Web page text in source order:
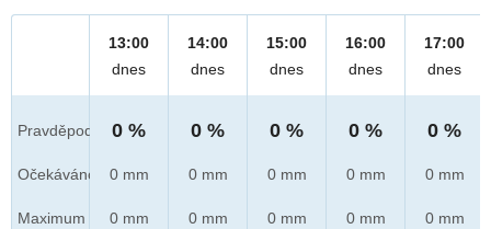
Pravděpod.
Očekáváno
Maximum
13:00
dnes
0 %
0 mm
0 mm
14:00
dnes
0 %
0 mm
0 mm
15:00
dnes
0 %
0 mm
0 mm
16:00
dnes
0 %
0 mm
0 mm
17:00
dnes
0 %
0 mm
0 mm